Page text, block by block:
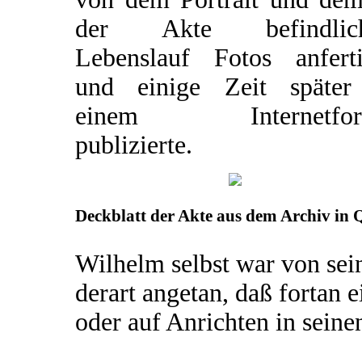
der Akte
Lebenslauf Fotos
und einige Zeit
einem
publizierte.
Deckblatt der Akte aus dem Archiv in
Wilhelm selbst war von
derart angetan, daß fortan
oder auf Anrichten in